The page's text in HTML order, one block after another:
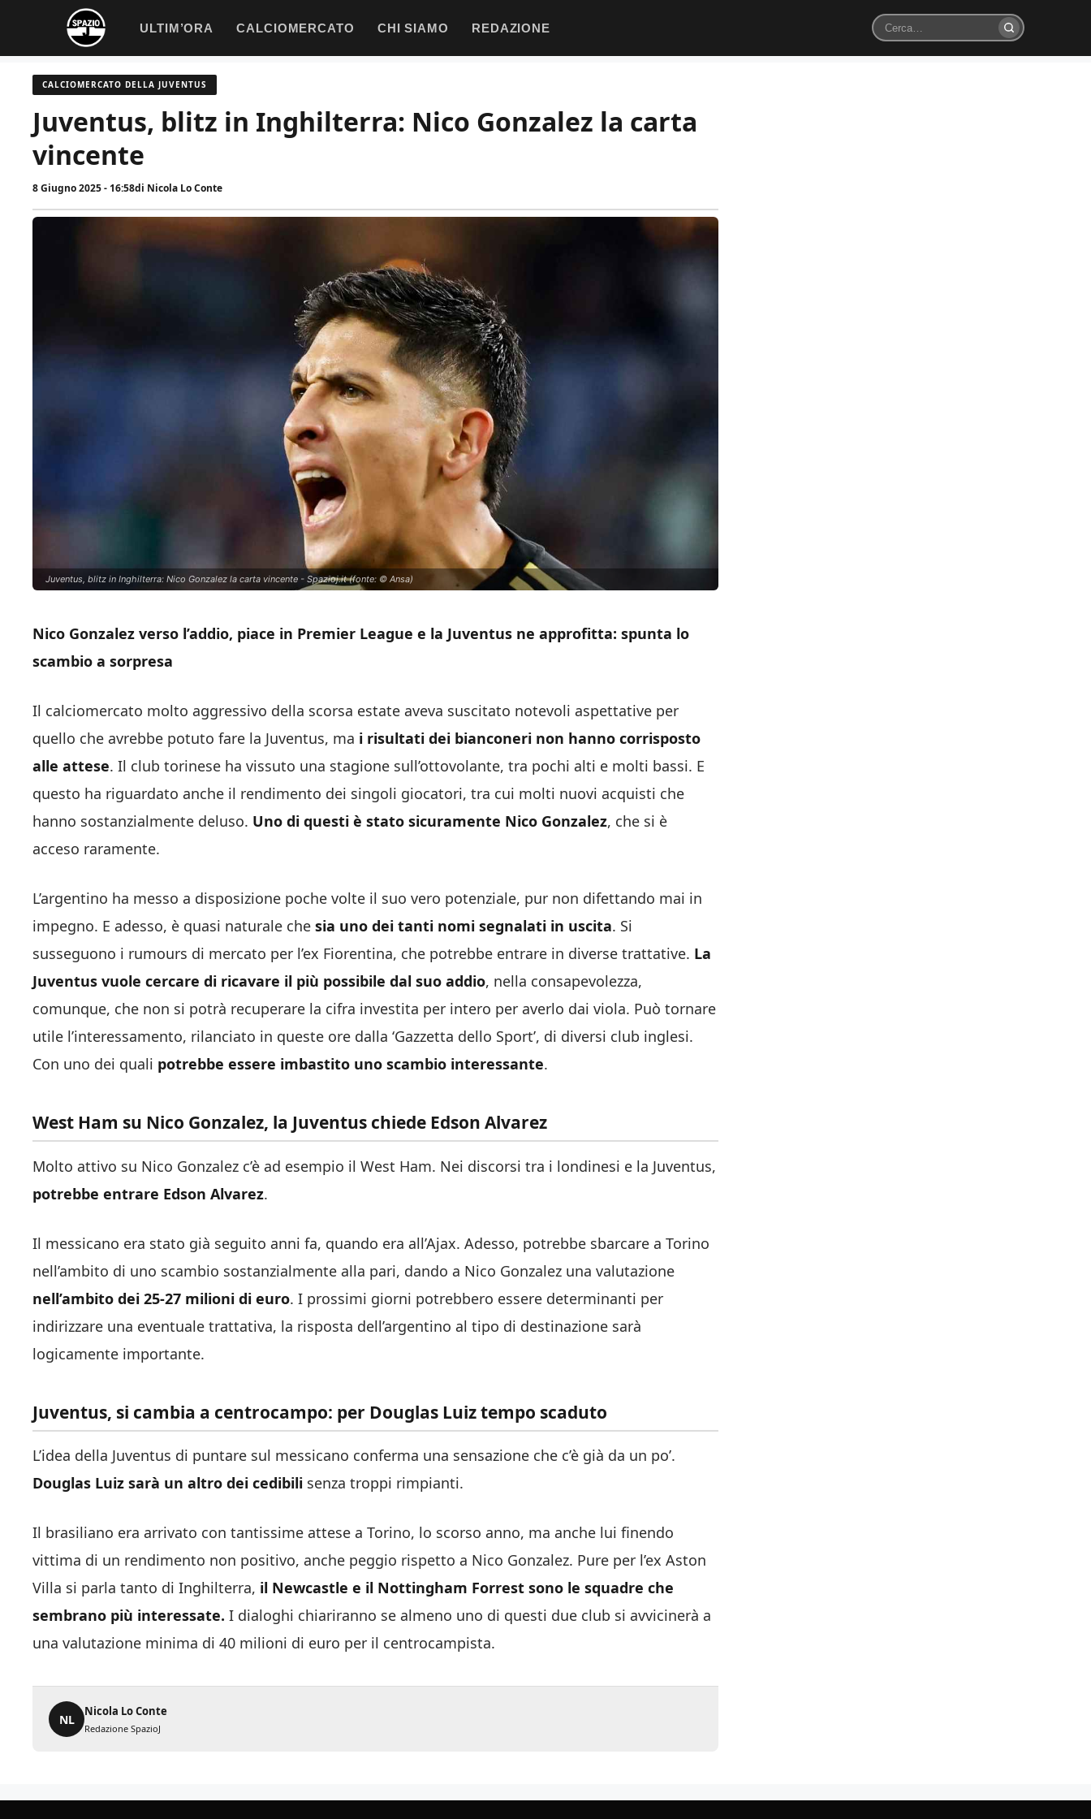
contenuto
ULTIM’ORA CALCIOMERCATO CHI SIAMO REDAZIONE
Cerca
CALCIOMERCATO DELLA JUVENTUS
Juventus, blitz in Inghilterra: Nico Gonzalez la carta
vincente
8 Giugno 2025 - 16:58di Nicola Lo Conte
Juventus, blitz in Inghilterra: Nico Gonzalez la carta vincente - Spazioj.it (fonte: © Ansa)
Nico Gonzalez verso l’addio, piace in Premier League e la Juventus ne approfitta: spunta lo
scambio a sorpresa
Il calciomercato molto aggressivo della scorsa estate aveva suscitato notevoli aspettative per
quello che avrebbe potuto fare la Juventus, ma i risultati dei bianconeri non hanno corrisposto
alle attese. Il club torinese ha vissuto una stagione sull’ottovolante, tra pochi alti e molti bassi. E
questo ha riguardato anche il rendimento dei singoli giocatori, tra cui molti nuovi acquisti che
hanno sostanzialmente deluso. Uno di questi è stato sicuramente Nico Gonzalez, che si è
acceso raramente.
L’argentino ha messo a disposizione poche volte il suo vero potenziale, pur non difettando mai in
impegno. E adesso, è quasi naturale che sia uno dei tanti nomi segnalati in uscita. Si
susseguono i rumours di mercato per l’ex Fiorentina, che potrebbe entrare in diverse trattative. La
Juventus vuole cercare di ricavare il più possibile dal suo addio, nella consapevolezza,
comunque, che non si potrà recuperare la cifra investita per intero per averlo dai viola. Può tornare
utile l’interessamento, rilanciato in queste ore dalla ‘Gazzetta dello Sport’, di diversi club inglesi.
Con uno dei quali potrebbe essere imbastito uno scambio interessante.
West Ham su Nico Gonzalez, la Juventus chiede Edson Alvarez
Molto attivo su Nico Gonzalez c’è ad esempio il West Ham. Nei discorsi tra i londinesi e la Juventus,
potrebbe entrare Edson Alvarez.
Il messicano era stato già seguito anni fa, quando era all’Ajax. Adesso, potrebbe sbarcare a Torino
nell’ambito di uno scambio sostanzialmente alla pari, dando a Nico Gonzalez una valutazione
nell’ambito dei 25-27 milioni di euro. I prossimi giorni potrebbero essere determinanti per
indirizzare una eventuale trattativa, la risposta dell’argentino al tipo di destinazione sarà
logicamente importante.
Juventus, si cambia a centrocampo: per Douglas Luiz tempo scaduto
L’idea della Juventus di puntare sul messicano conferma una sensazione che c’è già da un po’.
Douglas Luiz sarà un altro dei cedibili senza troppi rimpianti.
Il brasiliano era arrivato con tantissime attese a Torino, lo scorso anno, ma anche lui finendo
vittima di un rendimento non positivo, anche peggio rispetto a Nico Gonzalez. Pure per l’ex Aston
Villa si parla tanto di Inghilterra, il Newcastle e il Nottingham Forrest sono le squadre che
sembrano più interessate. I dialoghi chiariranno se almeno uno di questi due club si avvicinerà a
una valutazione minima di 40 milioni di euro per il centrocampista.
NL
Nicola Lo Conte
Redazione SpazioJ